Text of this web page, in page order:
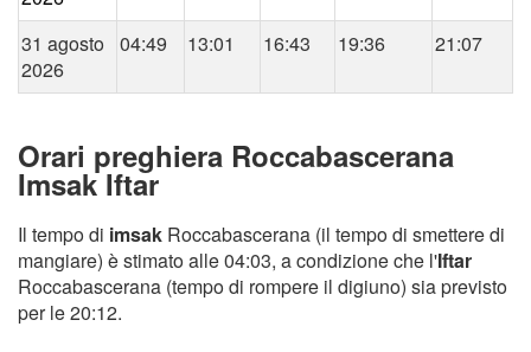
31 agosto
2026
04:49 13:01 16:43 19:36 21:07
Orari preghiera Roccabascerana
Imsak Iftar
Il tempo di imsak Roccabascerana (il tempo di smettere di
mangiare) è stimato alle 04:03, a condizione che l'Iftar
Roccabascerana (tempo di rompere il digiuno) sia previsto
per le 20:12.